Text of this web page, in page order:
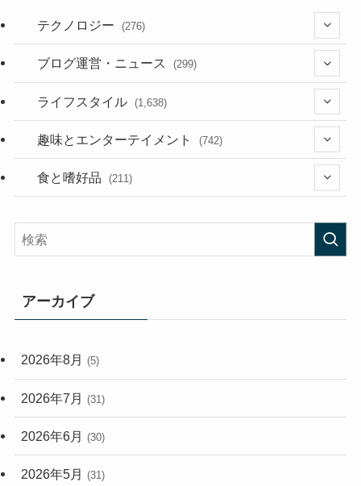
テクノロジー (276)
(36)
(187)
ブログ運営・ニュース (299)
(118)
(181)
ライフスタイル (1,638)
(394)
(282)
(33)
(248)
趣味とエンターテイメント (742)
(56)
食と嗜好品 (211)
アーカイブ
2026年8月 (5)
2026年7月 (31)
2026年6月 (30)
2026年5月 (31)